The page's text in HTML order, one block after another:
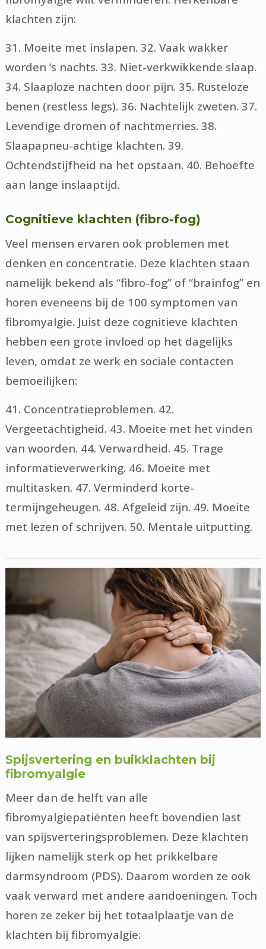
klachten zijn:
31. Moeite met inslapen. 32. Vaak wakker
worden ’s nachts. 33. Niet-verkwikkende slaap.
34. Slaaploze nachten door pijn. 35. Rusteloze
benen (restless legs). 36. Nachtelijk zweten. 37.
Levendige dromen of nachtmerries. 38.
Slaapapneu-achtige klachten. 39.
Ochtendstijfheid na het opstaan. 40. Behoefte
aan lange inslaaptijd.
Cognitieve klachten (fibro-fog)
Veel mensen ervaren ook problemen met
denken en concentratie. Deze klachten staan
namelijk bekend als “fibro-fog” of “brainfog” en
horen eveneens bij de 100 symptomen van
fibromyalgie. Juist deze cognitieve klachten
hebben een grote invloed op het dagelijks
leven, omdat ze werk en sociale contacten
bemoeilijken:
41. Concentratieproblemen. 42.
Vergeetachtigheid. 43. Moeite met het vinden
van woorden. 44. Verwardheid. 45. Trage
informatieverwerking. 46. Moeite met
multitasken. 47. Verminderd korte-
termijngeheugen. 48. Afgeleid zijn. 49. Moeite
met lezen of schrijven. 50. Mentale uitputting.
Spijsvertering en buikklachten bij
fibromyalgie
Meer dan de helft van alle
fibromyalgiepatiënten heeft bovendien last
van spijsverteringsproblemen. Deze klachten
lijken namelijk sterk op het prikkelbare
darmsyndroom (PDS). Daarom worden ze ook
vaak verward met andere aandoeningen. Toch
horen ze zeker bij het totaalplaatje van de
klachten bij fibromyalgie: